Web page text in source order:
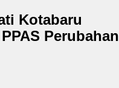
Kotabaru
Perubahan